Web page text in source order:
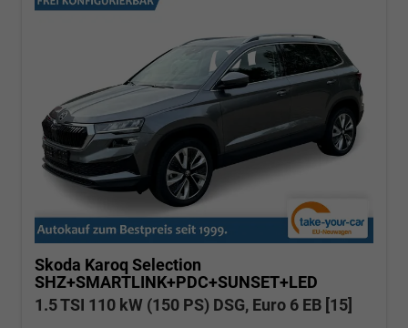
Skoda Karoq Selection
SHZ+SMARTLINK+PDC+SUNSET+LED
1.5 TSI 110 kW (150 PS) DSG, Euro 6 EB [15]